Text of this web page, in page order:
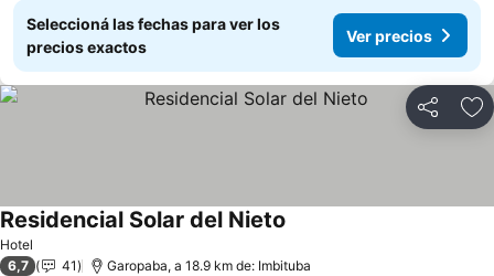
Seleccioná las fechas para ver los
precios exactos
Ver precios
Compartir
Hotel
Residencial Solar del Nieto
6,7 41 Garopaba, a 18.9 km de: Imbituba